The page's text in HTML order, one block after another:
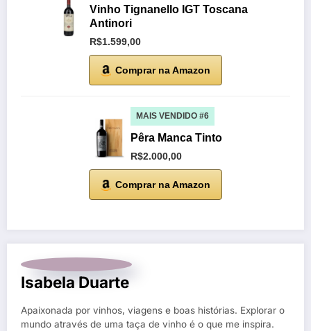
Vinho Tignanello IGT Toscana
Antinori
R$1.599,00
Comprar na Amazon
MAIS VENDIDO #6
Pêra Manca Tinto
R$2.000,00
Comprar na Amazon
Isabela Duarte
Apaixonada por vinhos, viagens e boas histórias. Explorar o
mundo através de uma taça de vinho é o que me inspira.